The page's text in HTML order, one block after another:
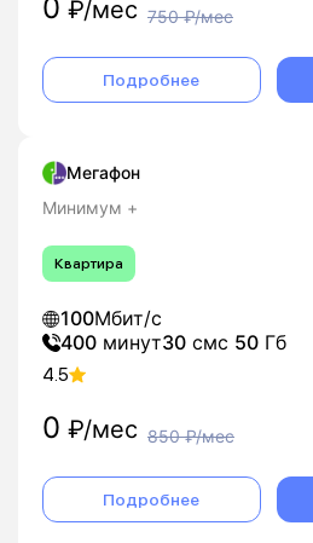
0 ₽/мес 750₽/мес
Подробнее
Мегафон
Минимум +
Квартира
100Мбит/с
400 минут30 смс 50 Гб
4.5
0 ₽/мес 850₽/мес
Подробнее